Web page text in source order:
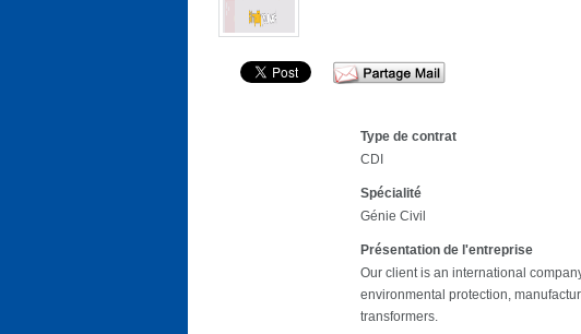
Type de contrat
CDI
Spécialité
Génie Civil
Présentation de l'entreprise
Our client is an international
environmental protection,
transformers.